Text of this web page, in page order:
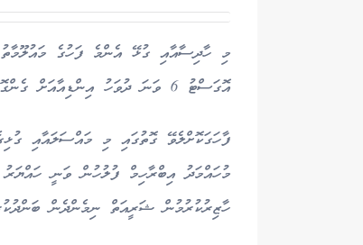
މި ހާދިސާއާއި ގުޅޭ އެންމެ ފަހުގެ
އޮގަސްޓު 6 ވަނަ ދުވަހު އިންޑިއާއަށް ގެންގޮސްފައިވާ ކަމަށެވެ.
މުހައްމަދު އިބްރާހިމް ފުލުހުން ވަނީ
ހާޒިރުކުރުމުން ޝަރީއަތް ނިމެންދެން